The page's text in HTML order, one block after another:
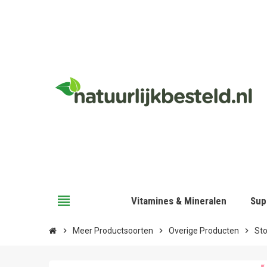
view_headline Vitamines & Mineralen
chevron_right Meer Productsoorten chevron_right Overige Producten chevron_right